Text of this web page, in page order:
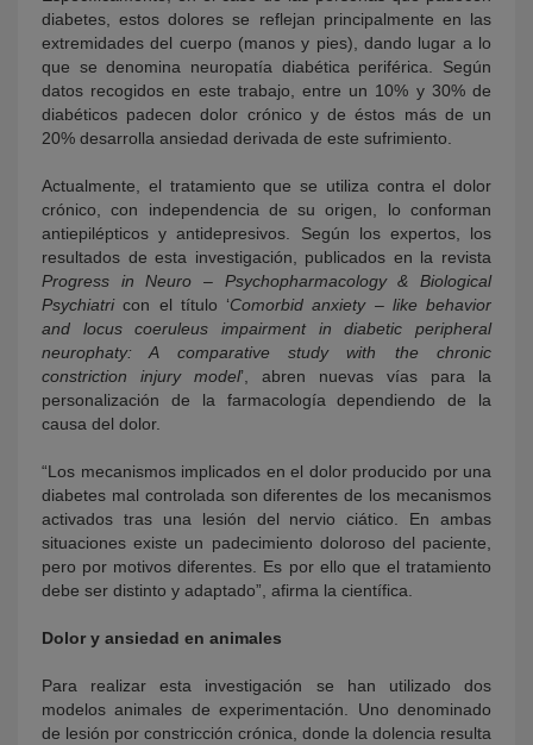
diabetes, estos dolores se reflejan principalmente en las
extremidades del cuerpo (manos y pies), dando lugar a lo
que se denomina neuropatía diabética periférica. Según
datos recogidos en este trabajo, entre un 10% y 30% de
diabéticos padecen dolor crónico y de éstos más de un
20% desarrolla ansiedad derivada de este sufrimiento.
Actualmente, el tratamiento que se utiliza contra el dolor
crónico, con independencia de su origen, lo conforman
antiepilépticos y antidepresivos. Según los expertos, los
resultados de esta investigación, publicados en la revista
Progress in Neuro – Psychopharmacology & Biological
Psychiatricon el título ‘Comorbid anxiety – like behavior
and locus coeruleus impairment in diabetic peripheral
neurophaty: A comparative study with the chronic
constriction injury model’, abren nuevas vías para la
personalización de la farmacología dependiendo de la
causa del dolor.
“Los mecanismos implicados en el dolor producido por una
diabetes mal controlada son diferentes de los mecanismos
activados tras una lesión del nervio ciático. En ambas
situaciones existe un padecimiento doloroso del paciente,
pero por motivos diferentes. Es por ello que el tratamiento
debe ser distinto y adaptado”, afirma la científica.
Dolor y ansiedad en animales
Para realizar esta investigación se han utilizado dos
modelos animales de experimentación. Uno denominado
de lesión por constricción crónica, donde la dolencia resulta